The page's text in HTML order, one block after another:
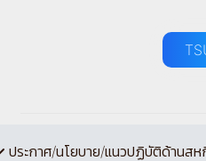
ประกาศ/นโยบาย/แนวปฏิบัติด้านส